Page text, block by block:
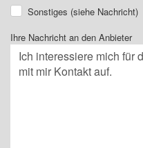
Sonstiges (siehe Nachricht)
Ihre Nachricht an den Anbieter